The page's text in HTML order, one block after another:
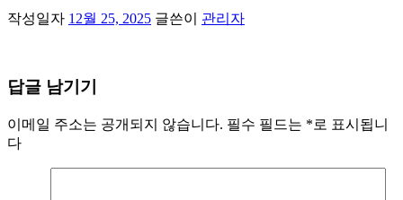
작성일자 12월 25, 2025 글쓴이 관리자
답글 남기기
이메일 주소는 공개되지 않습니다. 필수 필드는 *로 표시됩니
다